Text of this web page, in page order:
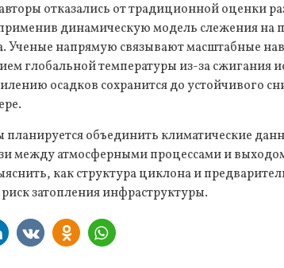
отказались от традиционной оценки
динамическую модель слежения на
Ученые напрямую связывают масштабные
глобальной температуры из-за сжигания
осадков сохранится до устойчивого
объединить климатические
между атмосферными процессами и
как структура циклона и
затопления инфраструктуры.